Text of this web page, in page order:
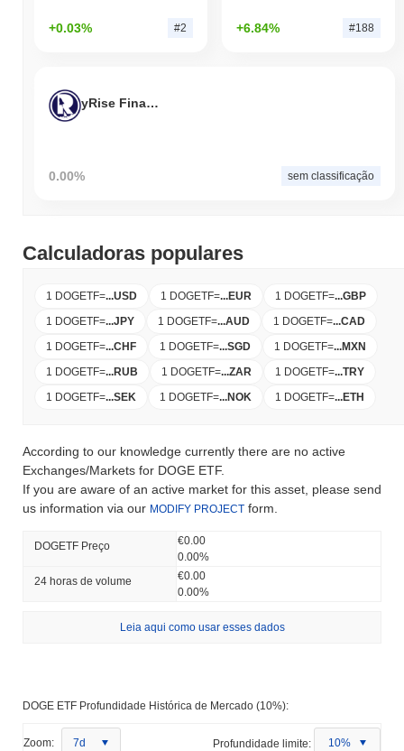
+0.03% #2 +6.84% #188
yRise Finance
0.00% sem classificação
Calculadoras populares
1 DOGETF=...USD 1 DOGETF=...EUR 1 DOGETF=...GBP
1 DOGETF=...JPY 1 DOGETF=...AUD 1 DOGETF=...CAD
1 DOGETF=...CHF 1 DOGETF=...SGD 1 DOGETF=...MXN
1 DOGETF=...RUB 1 DOGETF=...ZAR 1 DOGETF=...TRY
1 DOGETF=...SEK 1 DOGETF=...NOK 1 DOGETF=...ETH
According to our knowledge currently there are no active
Exchanges/Markets for DOGE ETF.
If you are aware of an active market for this asset, please send
us information via our MODIFY PROJECT form.
DOGETF Preço
€0.00
0.00%
24 horas de volume
€0.00
0.00%
Leia aqui como usar esses dados
DOGE ETF Profundidade Histórica de Mercado (10%):
Zoom: 7d Profundidade limite: 10%